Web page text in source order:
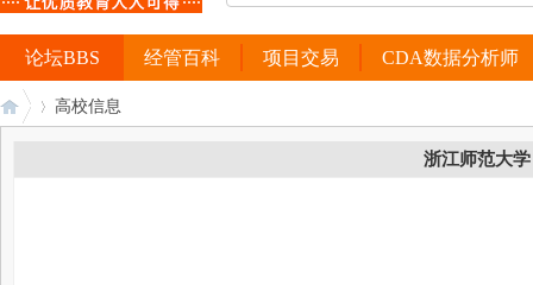
经管百科 项目交易 CDA数据分析师
论坛BBS
高校信息
浙江师范大学